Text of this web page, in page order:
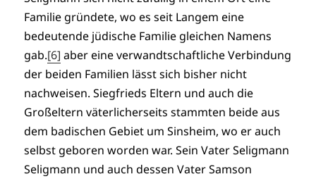
Familie gründete, wo es seit Langem eine
bedeutende jüdische Familie gleichen Namens
gab.[6] aber eine verwandtschaftliche Verbindung
der beiden Familien lässt sich bisher nicht
nachweisen. Siegfrieds Eltern und auch die
Großeltern väterlicherseits stammten beide aus
dem badischen Gebiet um Sinsheim, wo er auch
selbst geboren worden war. Sein Vater Seligmann
Seligmann und auch dessen Vater Samson